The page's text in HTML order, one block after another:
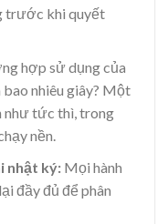
trước khi quyết
hợp sử dụng của
nhiêu giây? Một
như tức thì, trong
nền.
nhật ký:Mọi hành
đầy đủ để phân